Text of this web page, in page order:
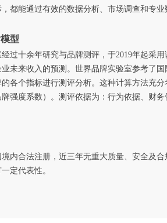
都能通过有效的数据分析、市场调查和专
型
过十余年研究与品牌测评，于2019年起采
未来收入的预测。世界品牌实验室参考了
各个指标进行测评分析。这种计算方法充
强度系数）。测评依据为：行为依据、财
内合法注册，近三年无重大质量、安全及
定代表性。